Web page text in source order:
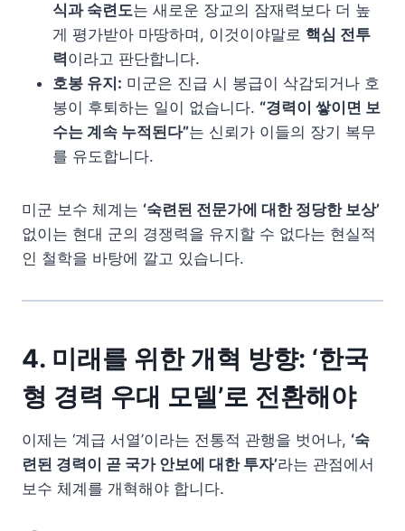
식과 숙련도는 새로운 장교의 잠재력보다 더 높
게 평가받아 마땅하며, 이것이야말로 핵심 전투
력이라고 판단합니다.
호봉 유지: 미군은 진급 시 봉급이 삭감되거나 호
봉이 후퇴하는 일이 없습니다. “경력이 쌓이면 보
수는 계속 누적된다”는 신뢰가 이들의 장기 복무
를 유도합니다.
미군 보수 체계는 ‘숙련된 전문가에 대한 정당한 보상’
없이는 현대 군의 경쟁력을 유지할 수 없다는 현실적
인 철학을 바탕에 깔고 있습니다.
4. 미래를 위한 개혁 방향: ‘한국
형 경력 우대 모델’로 전환해야
이제는 ‘계급 서열’이라는 전통적 관행을 벗어나, ‘숙
련된 경력이 곧 국가 안보에 대한 투자’라는 관점에서
보수 체계를 개혁해야 합니다.